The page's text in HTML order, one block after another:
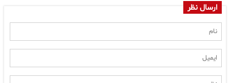
ارسال نظر